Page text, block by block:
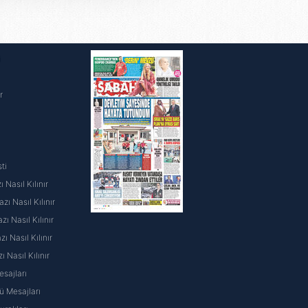
detaylı bilgi için Ayarlar
ve sitemizde ilgili
Nasıl Kılınır
Nasıl Kılınır
Nasıl Kılınır
Nasıl Kılınır
Nasıl Kılınır
Mesajları